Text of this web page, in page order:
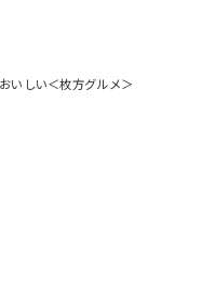
いしい＜枚方グルメ＞